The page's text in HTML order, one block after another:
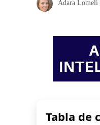
Adara Lomeli
Tabla de